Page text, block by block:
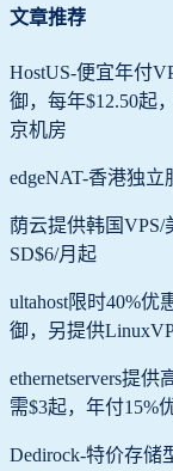
文章推荐
HostUS-便宜年付
御，每年$12.50起
京机房
edgeNAT-香港独
荫云提供韩国VPS/
SD$6/月起
ultahost限时40%优
御，另提供
ethernetservers提
需$3起，年付15%
Dedirock-特价存储